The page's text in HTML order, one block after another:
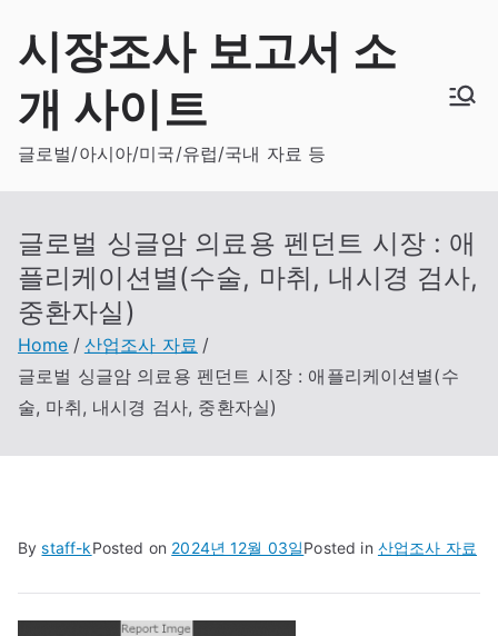
content
시장조사 보고서 소
개 사이트
글로벌/아시아/미국/유럽/국내 자료 등
글로벌 싱글암 의료용 펜던트 시장 : 애
플리케이션별(수술, 마취, 내시경 검사,
중환자실)
Home
산업조사 자료
글로벌 싱글암 의료용 펜던트 시장 : 애플리케이션별(수
술, 마취, 내시경 검사, 중환자실)
Bystaff-kPosted on 2024년 12월 03일Posted in 산업조사 자료